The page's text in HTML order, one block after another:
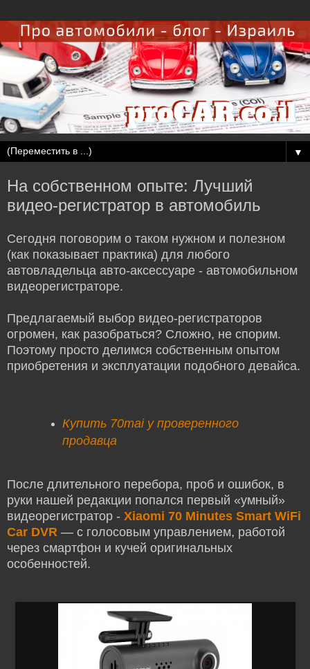
▼
На собственном опыте: Лучший
видео-регистратор в автомобиль
Сегодня поговорим о таком нужном и полезном
(как показывает практика) для любого
автовладельца авто-аксессуаре - автомобильном
видеорегистраторе.
Предлагаемый выбор видео-регистраторов
огромен, как разобраться? Сложно, не спорим.
Поэтому просто делимся собственным опытом
приобретения и эксплуатации подобного девайса.
Купить 70mai у проверенного
продавца
После длительного перебора, проб и ошибок, в
руки нашей редакции попался первый «умный»
видеорегистратор - Xiaomi 70 Minutes Smart WiFi
Car DVR — с голосовым управлением, работой
через смартфон и кучей оригинальных
особенностей.